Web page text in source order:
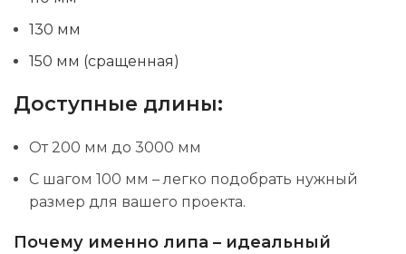
130 мм
150 мм (сращенная)
Доступные длины:
От 200 мм до 3000 мм
С шагом 100 мм – легко подобрать нужный
размер для вашего проекта.
Почему именно липа – идеальный